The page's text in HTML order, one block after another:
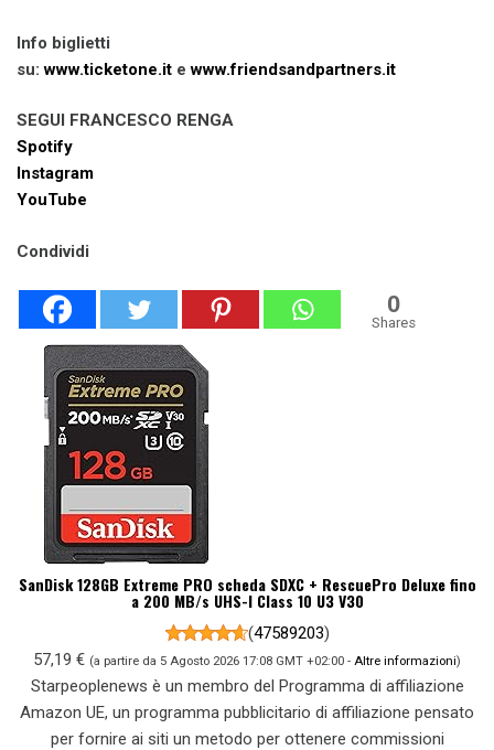
Info biglietti
su:www.ticketone.it ewww.friendsandpartners.it
SEGUI FRANCESCO RENGA
Spotify
Instagram
YouTube
Condividi
0
Shares
SanDisk 128GB Extreme PRO scheda SDXC + RescuePro Deluxe fino
a 200 MB/s UHS-I Class 10 U3 V30
(47589203)
57,19 € (a partire da 5 Agosto 2026 17:08 GMT +02:00 - Altre informazioni)
Starpeoplenews è un membro del Programma di affiliazione
Amazon UE, un programma pubblicitario di affiliazione pensato
per fornire ai siti un metodo per ottenere commissioni